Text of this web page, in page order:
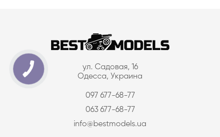
ул. Садовая, 16
Одесса, Украина
097 677-68-77
063 677-68-77
info@bestmodels.ua